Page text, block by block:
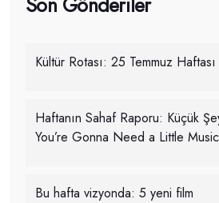
Kültür Rotası: 25 Temmuz Haftası
Haftanın Sahaf Raporu: Küçük
You’re Gonna Need a Little Music
Bu hafta vizyonda: 5 yeni film